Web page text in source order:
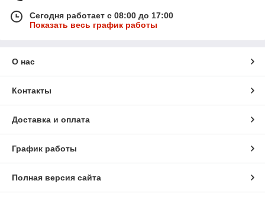
Сегодня работает с 08:00 до 17:00
Показать весь график работы
О нас
Контакты
Доставка и оплата
График работы
Полная версия сайта